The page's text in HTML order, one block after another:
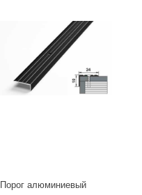
Порог алюминиевый